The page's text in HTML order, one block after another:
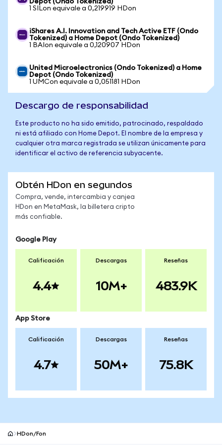
Depot (Ondo Tokenized)
1 SILon equivale a 0,219919 HDon
iShares A.I. Innovation and Tech Active ETF (Ondo
Tokenized) a Home Depot (Ondo Tokenized)
1 BAIon equivale a 0,120907 HDon
United Microelectronics (Ondo Tokenized) a Home
Depot (Ondo Tokenized)
1 UMCon equivale a 0,051181 HDon
Descargo de responsabilidad
Este producto no ha sido emitido, patrocinado, respaldado
ni está afiliado con Home Depot. El nombre de la empresa y
cualquier otra marca registrada se utilizan únicamente para
identificar el activo de referencia subyacente.
Obtén HDon en segundos
Compra, vende, intercambia y canjea
HDon en MetaMask, la billetera cripto
más confiable.
Google Play
Calificación
4.4
Descargas
10M+
Reseñas
483.9K
App Store
Calificación
4.7
Descargas
50M+
Reseñas
75.8K
HDon/Fon